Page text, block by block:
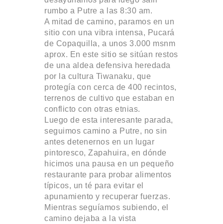
rumbo a Putre a las 8:30 am.
A mitad de camino, paramos en un
sitio con una vibra intensa, Pucará
de Copaquilla, a unos 3.000 msnm
aprox. En este sitio se sitúan restos
de una aldea defensiva heredada
por la cultura Tiwanaku, que
protegía con cerca de 400 recintos,
terrenos de cultivo que estaban en
conflicto con otras etnias.
Luego de esta interesante parada,
seguimos camino a Putre, no sin
antes detenernos en un lugar
pintoresco, Zapahuira, en dónde
hicimos una pausa en un pequeño
restaurante para probar alimentos
típicos, un té para evitar el
apunamiento y recuperar fuerzas.
Mientras seguíamos subiendo, el
camino dejaba a la vista